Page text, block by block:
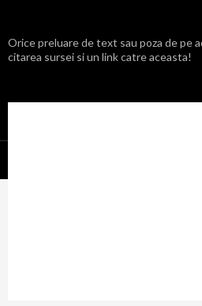
Orice preluare de text sau poza de pe
citarea sursei si un link catre aceasta!